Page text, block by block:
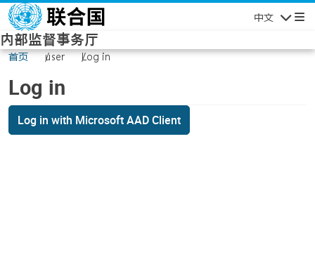
Skip to main content
中文
内部监督事务厅
首页 user Log in
Log in
Log in with Microsoft AAD Client